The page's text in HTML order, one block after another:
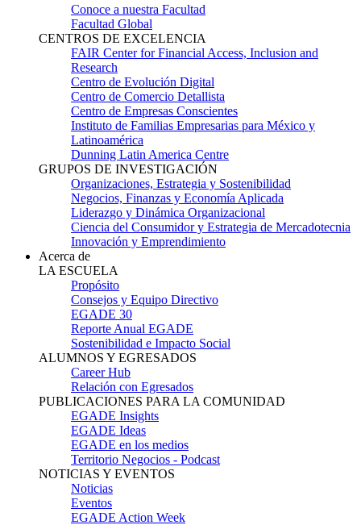
Conoce a nuestra Facultad
Facultad Global
CENTROS DE EXCELENCIA
FAIR Center for Financial Access, Inclusion and
Research
Centro de Evolución Digital
Centro de Comercio Detallista
Centro de Empresas Conscientes
Instituto de Familias Empresarias para México y
Latinoamérica
Dunning Latin America Centre
GRUPOS DE INVESTIGACIÓN
Organizaciones, Estrategia y Sostenibilidad
Negocios, Finanzas y Economía Aplicada
Liderazgo y Dinámica Organizacional
Ciencia del Consumidor y Estrategia de Mercadotecnia
Innovación y Emprendimiento
Acerca de
LA ESCUELA
Propósito
Consejos y Equipo Directivo
EGADE 30
Reporte Anual EGADE
Sostenibilidad e Impacto Social
ALUMNOS Y EGRESADOS
Career Hub
Relación con Egresados
PUBLICACIONES PARA LA COMUNIDAD
EGADE Insights
EGADE Ideas
EGADE en los medios
Territorio Negocios - Podcast
NOTICIAS Y EVENTOS
Noticias
Eventos
EGADE Action Week